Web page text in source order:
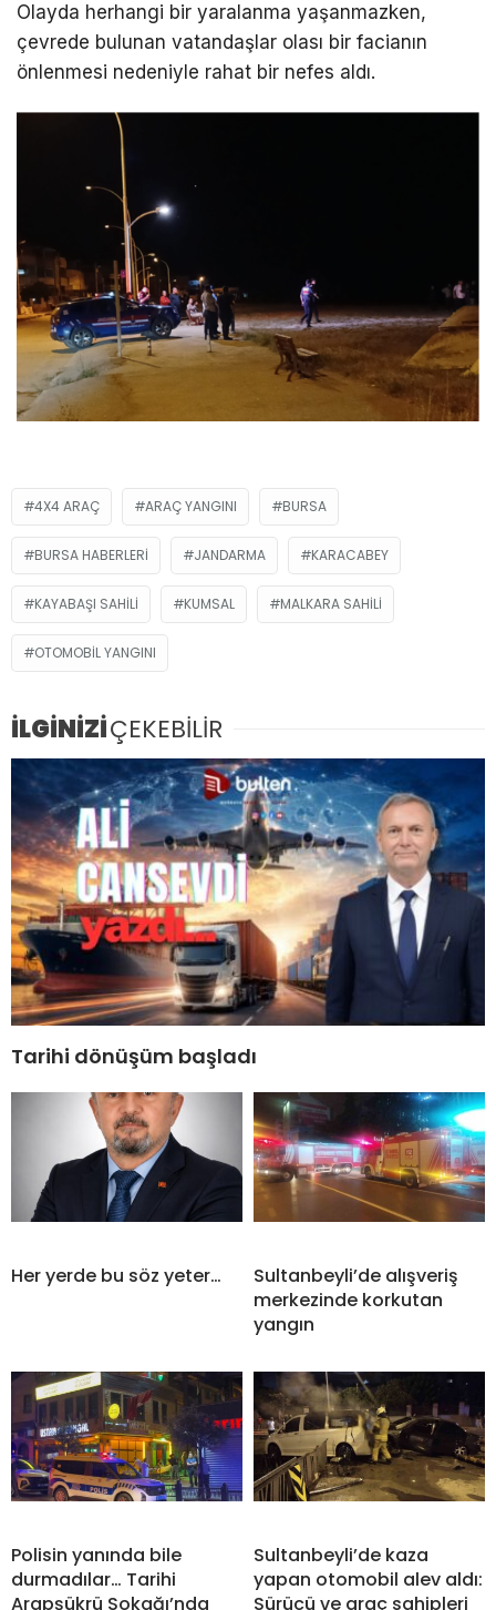
Olayda herhangi bir yaralanma yaşanmazken,
çevrede bulunan vatandaşlar olası bir facianın
önlenmesi nedeniyle rahat bir nefes aldı.
4X4 ARAÇ ARAÇ YANGINI BURSA
BURSA HABERLERI JANDARMA KARACABEY
KAYABAŞI SAHILI KUMSAL MALKARA SAHILI
OTOMOBIL YANGINI
İLGİNİZİÇEKEBİLİR
Tarihi dönüşüm başladı
Her yerde bu söz yeter…
Sultanbeyli’de alışveriş
merkezinde korkutan
yangın
Polisin yanında bile
durmadılar… Tarihi
Arapşükrü Sokağı’nda
Sultanbeyli’de kaza
yapan otomobil alev aldı:
Sürücü ve araç sahipleri